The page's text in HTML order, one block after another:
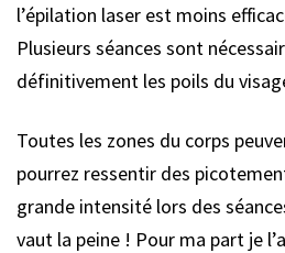
l’épilation laser est moins
Plusieurs séances sont
définitivement les poils du
Toutes les zones du corps
pourrez ressentir des
grande intensité lors des
vaut la peine ! Pour ma part je